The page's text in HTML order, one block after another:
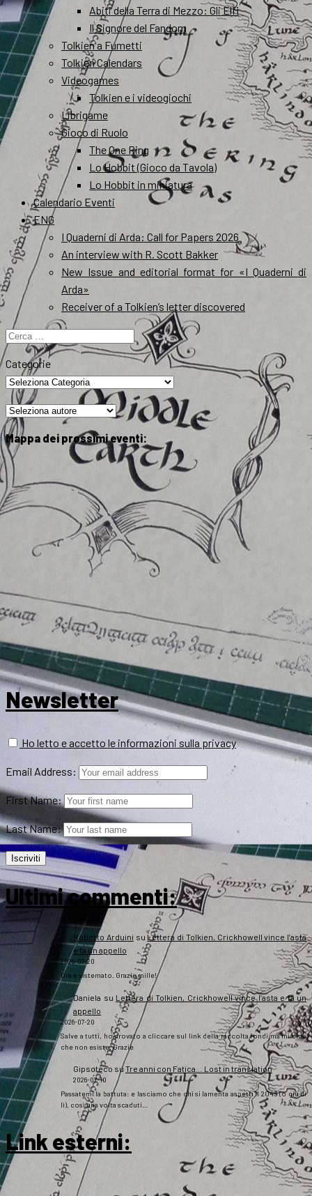
Abiti della Terra di Mezzo: Gli Elfi
Il Signore del Fandom
Tolkien a Fumetti
Tolkien Calendars
Videogames
Tolkien e i videogiochi
Librigame
Gioco di Ruolo
The One Ring
Lo Hobbit (Gioco da Tavola)
Lo Hobbit in miniatura
Calendario Eventi
ENG
I Quaderni di Arda: Call for Papers 2026
An interview with R. Scott Bakker
New Issue and editorial format for «I Quaderni di
Arda»
Receiver of a Tolkien’s letter discovered
Ricerca
per:
Categorie
Mappa dei prossimi eventi:
Newsletter
Ho letto e accetto le informazioni sulla privacy
Email Address:
First Name:
Last Name:
Ultimi commenti:
Roberto Arduini suLettera di Tolkien, Crickhowell vince l’asta
e fa un appello
2026-07-20
Ora è sistemato. Grazie mille!
Daniela su Lettera di Tolkien, Crickhowell vince l’asta e fa un
appello
2026-07-20
Salve a tutti, ho provato a cliccare sul link della raccolta fondi ma mi dice
che non esiste. Grazie
Gipsoteco suTre anni con Fatica… Lost in translation
2026-07-10
Passatemi la battuta: e lasciamo che chi si lamenta aspetti il 2043 (o giù di
lì), così una volta scaduti…
Link esterni: